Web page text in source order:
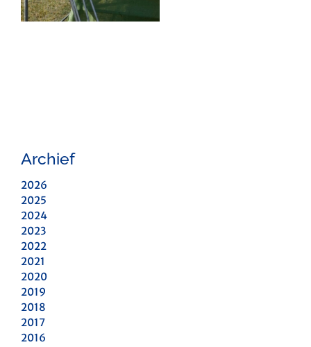
Archief
2026
2025
2024
2023
2022
2021
2020
2019
2018
2017
2016